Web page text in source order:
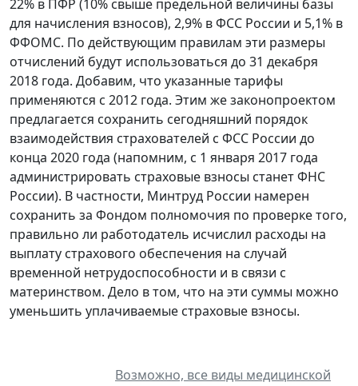
22% в ПФР (10% свыше предельной величины базы
для начисления взносов), 2,9% в ФСС России и 5,1% в
ФФОМС. По действующим правилам эти размеры
отчислений будут использоваться до 31 декабря
2018 года. Добавим, что указанные тарифы
применяются с 2012 года. Этим же законопроектом
предлагается сохранить сегодняшний порядок
взаимодействия страхователей с ФСС России до
конца 2020 года (напомним, с 1 января 2017 года
администрировать страховые взносы станет ФНС
России). В частности, Минтруд России намерен
сохранить за Фондом полномочия по проверке того,
правильно ли работодатель исчислил расходы на
выплату страхового обеспечения на случай
временной нетрудоспособности и в связи с
материнством. Дело в том, что на эти суммы можно
уменьшить уплачиваемые страховые взносы.
Возможно, все виды медицинской